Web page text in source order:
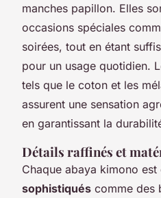
manches papillon. Elles
occasions spéciales
soirées, tout en étant
pour un usage quotidien.
tels que le coton et les
assurent une sensation
en garantissant la
Détails raffinés et
Chaque abaya kimono est
sophistiqués comme des